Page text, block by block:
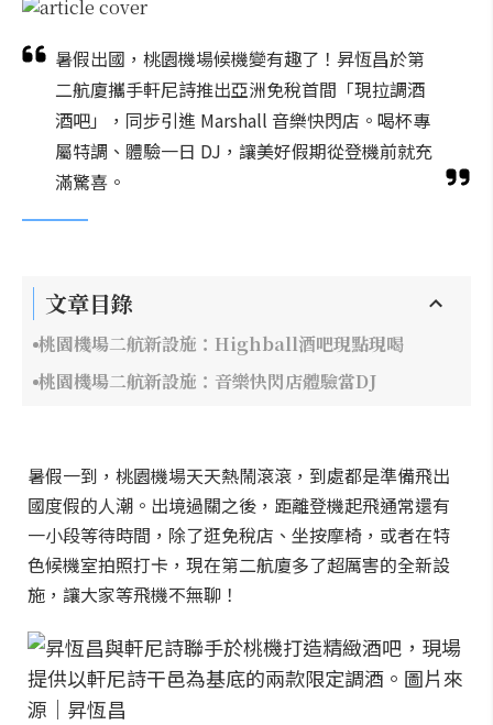
暑假出國，桃園機場候機變有趣了！昇恆昌於第
二航廈攜手軒尼詩推出亞洲免稅首間「現拉調酒
酒吧」，同步引進 Marshall 音樂快閃店。喝杯專
屬特調、體驗一日 DJ，讓美好假期從登機前就充
滿驚喜。
文章目錄
桃園機場二航新設施：Highball酒吧現點現喝
桃園機場二航新設施：音樂快閃店體驗當DJ
暑假一到，桃園機場天天熱鬧滾滾，到處都是準備飛出
國度假的人潮。出境過關之後，距離登機起飛通常還有
一小段等待時間，除了逛免稅店、坐按摩椅，或者在特
色候機室拍照打卡，現在第二航廈多了超厲害的全新設
施，讓大家等飛機不無聊！